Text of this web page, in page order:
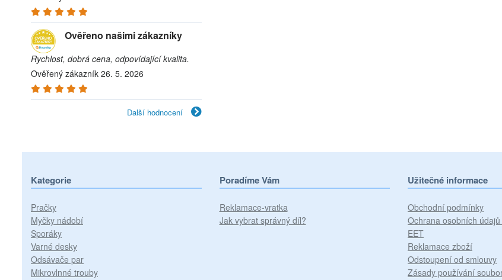
Ověřeno našimi zákazníky
Rychlost, dobrá cena, odpovídající kvalita.
Ověřený zákazník 26. 5. 2026
Další hodnocení
Kategorie
Pračky
Myčky nádobí
Sporáky
Varné desky
Odsávače par
Mikrovlnné trouby
Poradíme Vám
Reklamace-vratka
Jak vybrat správný díl?
Užitečné informace
Obchodní podmínky
Ochrana osobních údajů
EET
Reklamace zboží
Odstoupení od smlouvy
Zásady používání